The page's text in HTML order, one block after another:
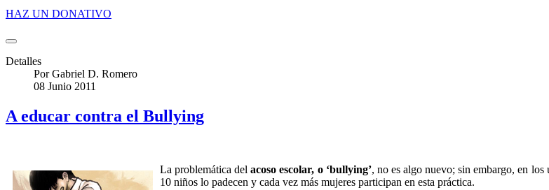
HAZ UN DONATIVO
Detalles
PorGabriel D. Romero
08 Junio 2011
A educar contra el Bullying
La problemática delacoso escolar, o ‘bullying’, no es algo nuevo; sin embargo, en los
10 niños lo padecen y cada vez más mujeres participan en esta práctica.